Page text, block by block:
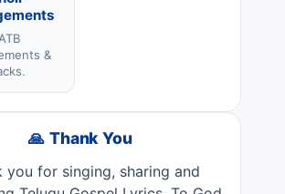
&
🙏 Thank You
you for singing, sharing and